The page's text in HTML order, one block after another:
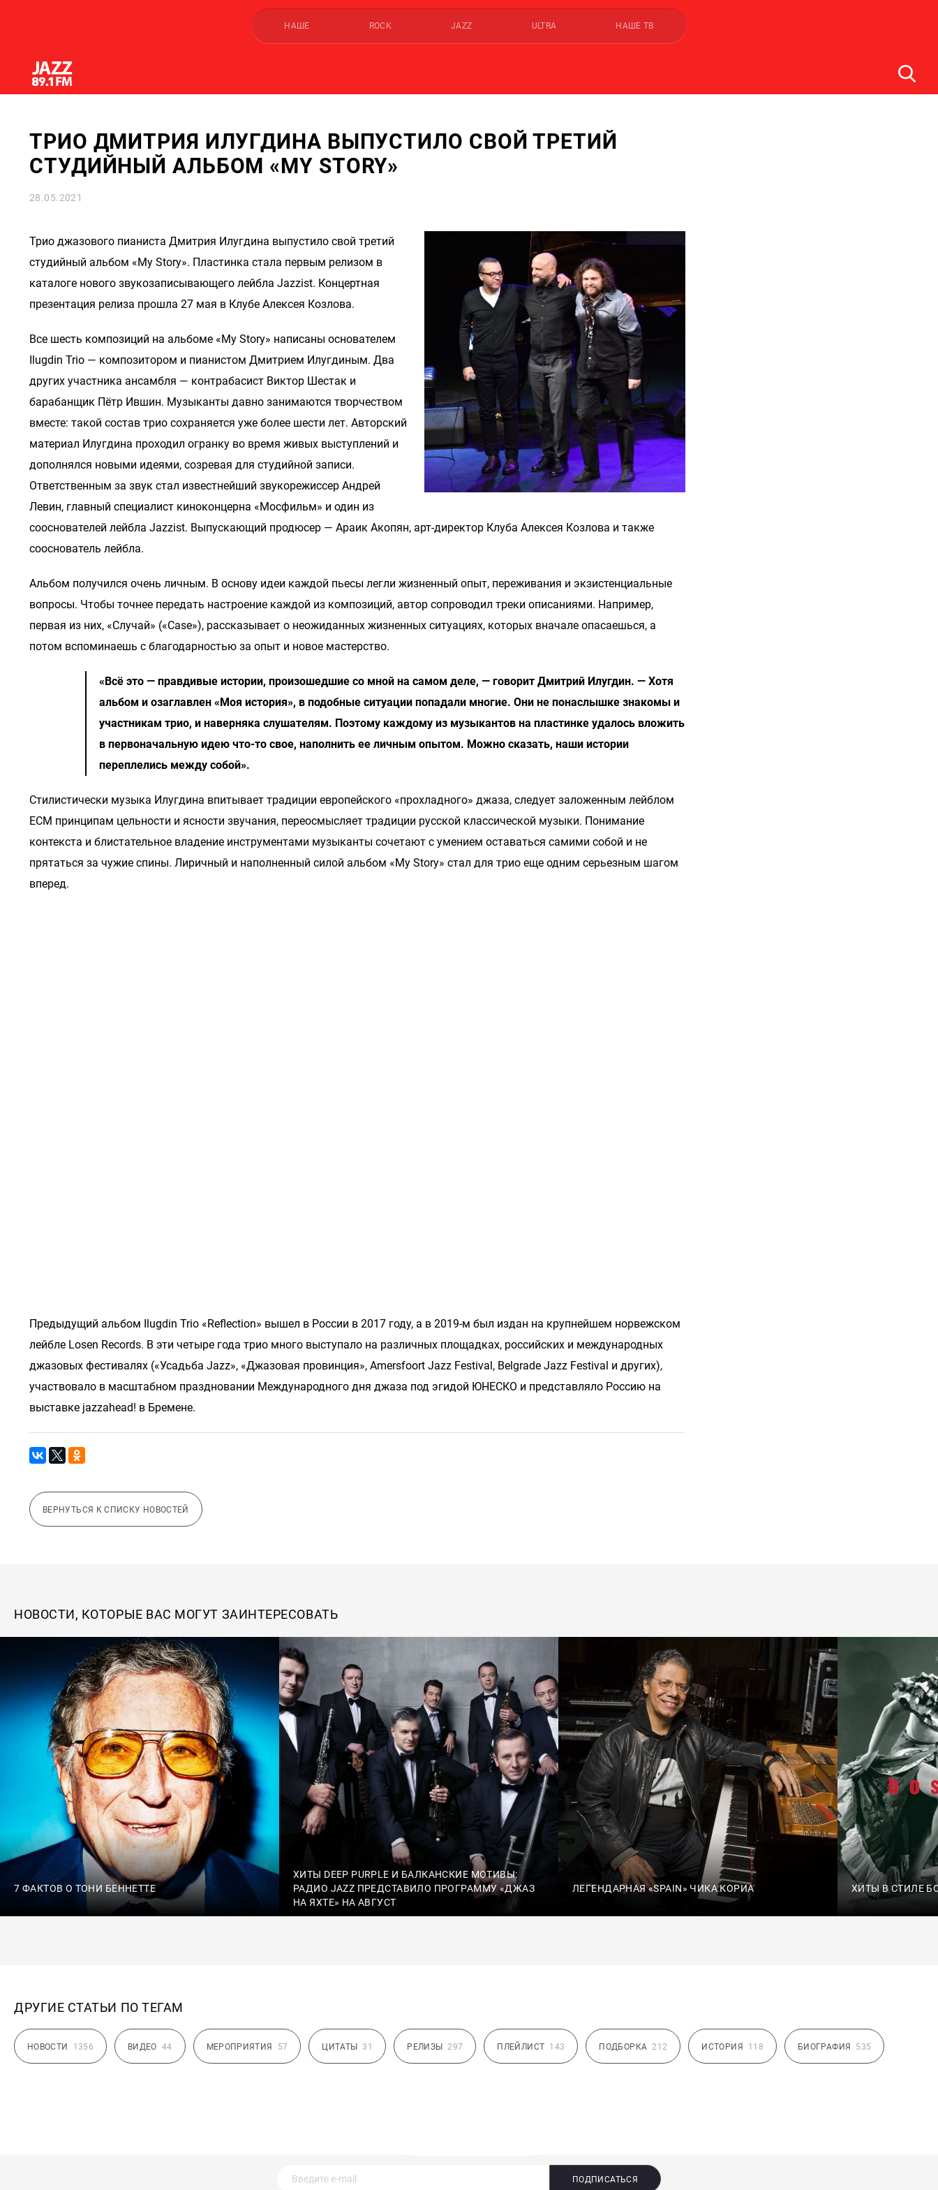
НАШЕ ROCK JAZZ ULTRA НАШЕ ТВ
ТРИО ДМИТРИЯ ИЛУГДИНА ВЫПУСТИЛО СВОЙ ТРЕТИЙ
СТУДИЙНЫЙ АЛЬБОМ «MY STORY»
28.05.2021
Трио джазового пианиста Дмитрия Илугдина выпустило свой третий
студийный альбом «My Story». Пластинка стала первым релизом в
каталоге нового звукозаписывающего лейбла Jazzist. Концертная
презентация релиза прошла 27 мая в Клубе Алексея Козлова.
Все шесть композиций на альбоме «My Story» написаны основателем
Ilugdin Trio — композитором и пианистом Дмитрием Илугдиным. Два
других участника ансамбля — контрабасист Виктор Шестак и
барабанщик Пётр Ившин. Музыканты давно занимаются творчеством
вместе: такой состав трио сохраняется уже более шести лет. Авторский
материал Илугдина проходил огранку во время живых выступлений и
дополнялся новыми идеями, созревая для студийной записи.
Ответственным за звук стал известнейший звукорежиссер Андрей
Левин, главный специалист киноконцерна «Мосфильм» и один из
сооснователей лейбла Jazzist. Выпускающий продюсер — Араик Акопян, арт-директор Клуба Алексея Козлова и также
сооснователь лейбла.
Альбом получился очень личным. В основу идеи каждой пьесы легли жизненный опыт, переживания и экзистенциальные
вопросы. Чтобы точнее передать настроение каждой из композиций, автор сопроводил треки описаниями. Например,
первая из них, «Случай» («Case»), рассказывает о неожиданных жизненных ситуациях, которых вначале опасаешься, а
потом вспоминаешь с благодарностью за опыт и новое мастерство.
«Всё это — правдивые истории, произошедшие со мной на самом деле, — говорит Дмитрий Илугдин. — Хотя
альбом и озаглавлен «Моя история», в подобные ситуации попадали многие. Они не понаслышке знакомы и
участникам трио, и наверняка слушателям. Поэтому каждому из музыкантов на пластинке удалось вложить
в первоначальную идею что-то свое, наполнить ее личным опытом. Можно сказать, наши истории
переплелись между собой».
Стилистически музыка Илугдина впитывает традиции европейского «прохладного» джаза, следует заложенным лейблом
ECM принципам цельности и ясности звучания, переосмысляет традиции русской классической музыки. Понимание
контекста и блистательное владение инструментами музыканты сочетают с умением оставаться самими собой и не
прятаться за чужие спины. Лиричный и наполненный силой альбом «‎My Story» стал для трио еще одним серьезным шагом
вперед.
Предыдущий альбом Ilugdin Trio «Reflection» вышел в России в 2017 году, а в 2019-м был издан на крупнейшем норвежском
лейбле Losen Records. В эти четыре года трио много выступало на различных площадках, российских и международных
джазовых фестивалях («Усадьба Jazz», «Джазовая провинция», Amersfoort Jazz Festival, Belgrade Jazz Festival и других),
участвовало в масштабном праздновании Международного дня джаза под эгидой ЮНЕСКО и представляло Россию на
выставке jazzahead! в Бремене.
ВЕРНУТЬСЯ К СПИСКУ НОВОСТЕЙ
НОВОСТИ, КОТОРЫЕ ВАС МОГУТ ЗАИНТЕРЕСОВАТЬ
7 ФАКТОВ О ТОНИ БЕННЕТТЕ
ХИТЫ DEEP PURPLE И БАЛКАНСКИЕ МОТИВЫ:
РАДИО JAZZ ПРЕДСТАВИЛО ПРОГРАММУ «ДЖАЗ
НА ЯХТЕ» НА АВГУСТ
ЛЕГЕНДАРНАЯ «SPAIN» ЧИКА КОРИА ХИТЫ В СТИЛЕ
ДРУГИЕ СТАТЬИ ПО ТЕГАМ
НОВОСТИ 1356 ВИДЕО 44 МЕРОПРИЯТИЯ 57 ЦИТАТЫ 31 РЕЛИЗЫ 297 ПЛЕЙЛИСТ 143 ПОДБОРКА 212 ИСТОРИЯ 118 БИОГРАФИЯ 535
ПОДПИСАТЬСЯ